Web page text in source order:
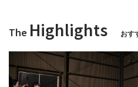
The Highlights おす